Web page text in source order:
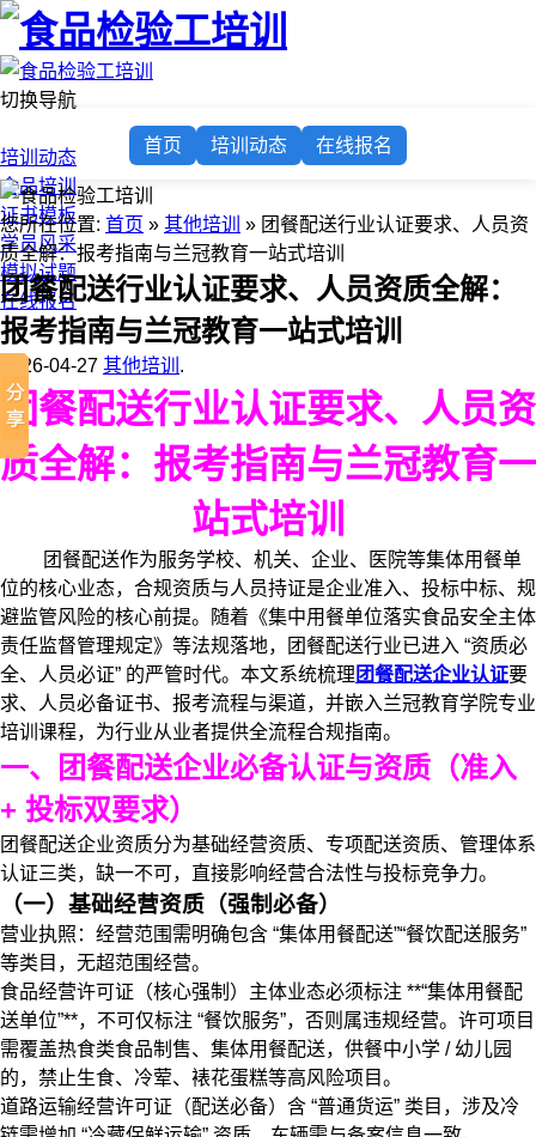
切换导航
培训动态
食品培训
证书模板
学员风采
模拟试题
在线报名
首页 培训动态 在线报名
您所在位置: 首页 » 其他培训
» 团餐配送行业认证要求、人员资
质全解：报考指南与兰冠教育一站式培训
团餐配送行业认证要求、人员资质全解：
报考指南与兰冠教育一站式培训
2026-04-27 其他培训 .
团餐配送行业认证要求、人员资
质全解：报考指南与兰冠教育一
站式培训
团餐配送作为服务学校、机关、企业、医院等集体用餐单
位的核心业态，合规资质与人员持证是企业准入、投标中标、规
避监管风险的核心前提。随着《集中用餐单位落实食品安全主体
责任监督管理规定》等法规落地，团餐配送行业已进入 “资质必
全、人员必证” 的严管时代。本文系统梳理 团餐配送企业认证要
求、人员必备证书、报考流程与渠道，并嵌入兰冠教育学院专业
培训课程，为行业从业者提供全流程合规指南。
一、团餐配送企业必备认证与资质（准入
+ 投标双要求）
团餐配送企业资质分为基础经营资质、专项配送资质、管理体系
认证三类，缺一不可，直接影响经营合法性与投标竞争力。
（一）基础经营资质（强制必备）
营业执照：经营范围需明确包含 “集体用餐配送”“餐饮配送服务”
等类目，无超范围经营。
食品经营许可证（核心强制）主体业态必须标注 **“集体用餐配
送单位”**，不可仅标注 “餐饮服务”，否则属违规经营。许可项目
需覆盖热食类食品制售、集体用餐配送，供餐中小学 / 幼儿园
的，禁止生食、冷荤、裱花蛋糕等高风险项目。
道路运输经营许可证（配送必备）含 “普通货运” 类目，涉及冷